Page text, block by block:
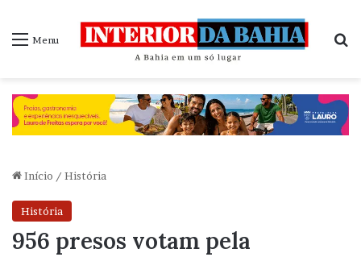
Menu
Início / História
História
956 presos votam pela